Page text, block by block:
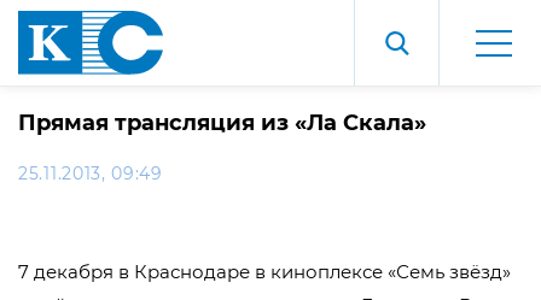
Прямая трансляция из «Ла Скала»
25.11.2013, 09:49
7 декабря в Краснодаре в киноплексе «Семь звёзд»